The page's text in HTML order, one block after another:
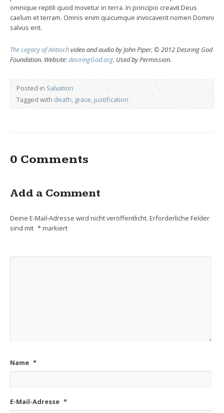
omnique reptili quod movetur in terra. In principio creavit Deus
caelum et terram. Omnis enim quicumque invocaverit nomen Domini
salvus erit.
The Legacy of Antiochvideo and audio by John Piper. © 2012 Desiring God
Foundation. Website:desiringGod.org. Used by Permission.
Posted in Salvation
Tagged withdeath,grace,justification
0 Comments
Add a Comment
Deine E-Mail-Adresse wird nicht veröffentlicht. Erforderliche Felder
sind mit *markiert
Name *
E-Mail-Adresse *